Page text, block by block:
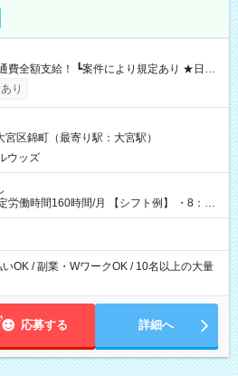
┗働いたその日に現金GET♪ お仕事後はコ
引き落とせます！ 【試用期間】試
り
区錦町（最寄り駅：大宮駅）
ウッズ
時間/月 【シフト例】 ・8：00
OK / 副業・WワークOK / 10名以上の大量
応募する 詳細へ